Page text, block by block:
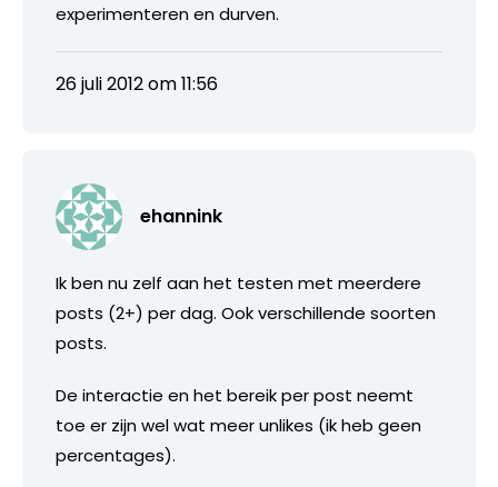
experimenteren en durven.
26 juli 2012 om 11:56
ehannink
Ik ben nu zelf aan het testen met meerdere
posts (2+) per dag. Ook verschillende soorten
posts.
De interactie en het bereik per post neemt
toe er zijn wel wat meer unlikes (ik heb geen
percentages).